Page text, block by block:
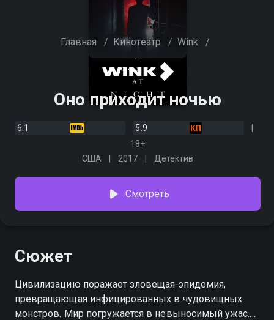
Главная / Кинотеатр / Wink /
Оно приходит ночью
6.1
5.9
18+
США
2017 Детектив
Смотреть
Сюжет
Цивилизацию поражает зловещая эпидемия,
превращающая инфицированных в чудовищных
монстров. Мир погружается в невыносимый ужас.